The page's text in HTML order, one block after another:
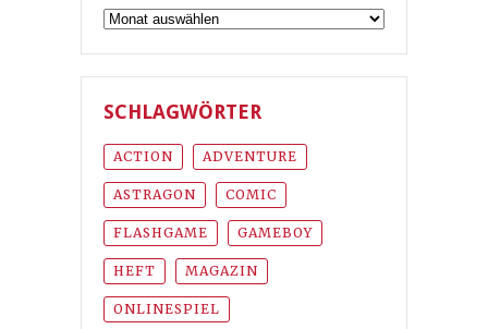
Archiv
SCHLAGWÖRTER
ACTION ADVENTURE
ASTRAGON COMIC
FLASHGAME GAMEBOY
HEFT MAGAZIN
ONLINESPIEL